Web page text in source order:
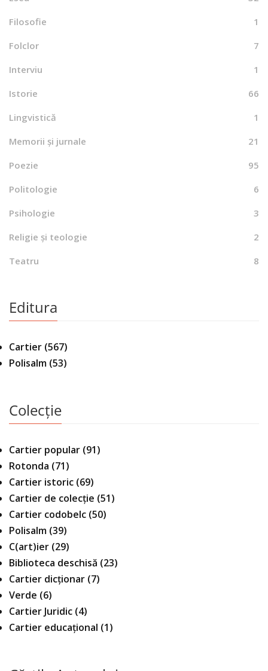
Filosofie
1
Folclor
7
Interviu
1
Istorie
66
Lingvistică
1
Memorii și jurnale
21
Poezie
95
Politologie
6
Psihologie
3
Religie și teologie
2
Teatru
8
Editura
Cartier (567)
Polisalm (53)
Colecție
Cartier popular (91)
Rotonda (71)
Cartier istoric (69)
Cartier de colecție (51)
Cartier codobelc (50)
Polisalm (39)
C(art)ier (29)
Biblioteca deschisă (23)
Cartier dicționar (7)
Verde (6)
Cartier Juridic (4)
Cartier educațional (1)